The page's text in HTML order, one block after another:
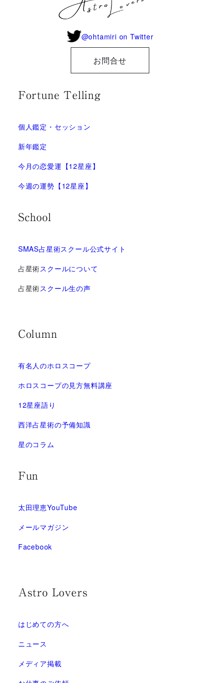
@ohtamiri on Twitter
お問合せ
Fortune Telling
個人鑑定・セッション
新年鑑定
今月の恋愛運【12星座】
今週の運勢【12星座】
School
SMAS占星術スクール公式サイト
占星術スクールについて
占星術スクール生の声
Column
有名人のホロスコープ
ホロスコープの見方無料講座
12星座語り
西洋占星術の予備知識
星のコラム
Fun
太田理恵YouTube
メールマガジン
Facebook
Astro Lovers
はじめての方へ
ニュース
メディア掲載